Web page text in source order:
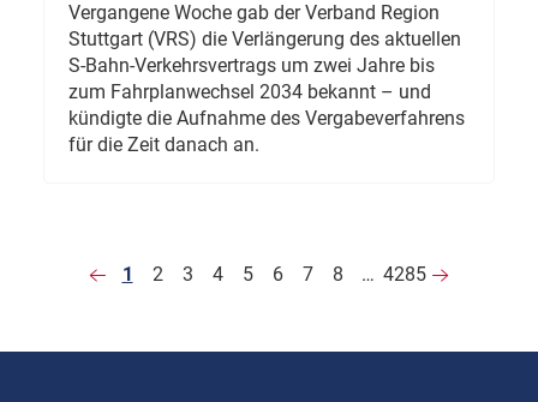
Vergangene Woche gab der Verband Region
Stuttgart (VRS) die Verlängerung des aktuellen
S-Bahn-Verkehrsvertrags um zwei Jahre bis
zum Fahrplanwechsel 2034 bekannt – und
kündigte die Aufnahme des Vergabeverfahrens
für die Zeit danach an.
1 2 3 4 5 6 7 8 … 4285